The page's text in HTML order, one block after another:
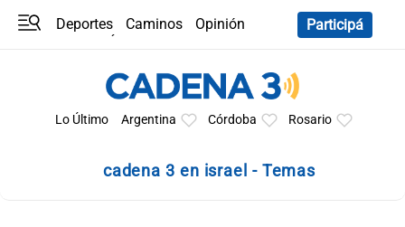
Deportes Caminos
Opinión
Participá
Lo Último Argentina Córdoba Rosario
cadena 3 en israel - Temas